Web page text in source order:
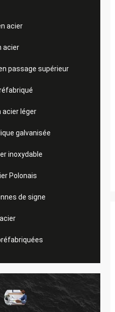
acier
acier
passage supérieur
acier léger
galvanisée
inoxydable
Polonais
de signe